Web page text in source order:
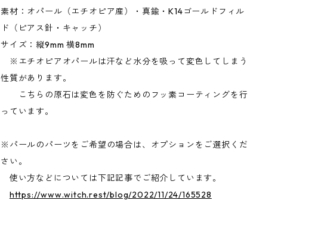
素材：オパール（エチオピア産）・真鍮・K14ゴールドフィル
ド（ピアス針・キャッチ）
サイズ：縦9mm 横8mm
※エチオピアオパールは汗など水分を吸って変色してしまう
性質があります。
こちらの原石は変色を防ぐためのフッ素コーティングを行
っています。
※パールのパーツをご希望の場合は、オプションをご選択くだ
さい。
使い方などについては下記記事でご紹介しています。
https://www.witch.rest/blog/2022/11/24/165528